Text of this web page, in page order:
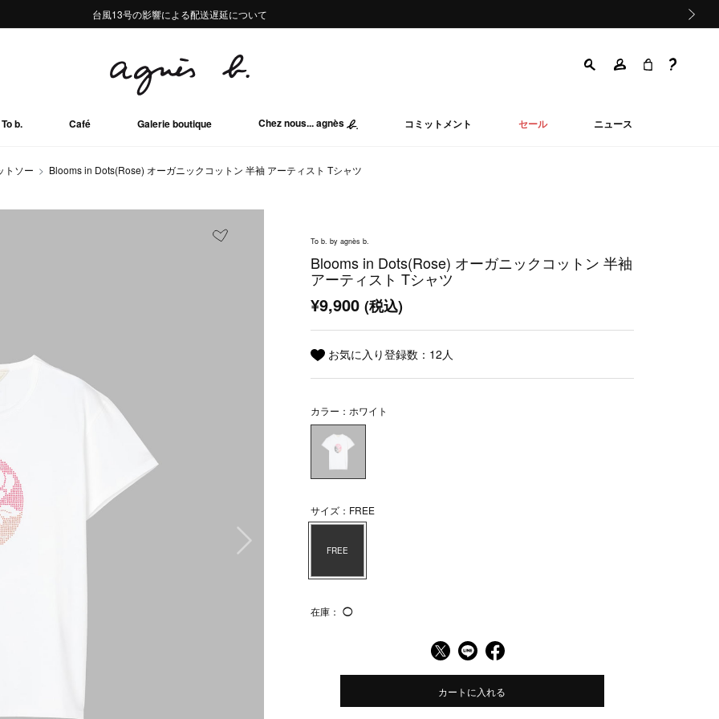
熊本地域地震の影響による配送遅延について
Summer Sale 2buy10%OFF!!
台風13号の影響による配送遅延について
熊本地域地震の影響による配送遅延について
Summer Sale 2buy10%OFF!!
To b. Café Galerie boutique Chez nous... agnès コミットメント セール ニュース
トソー Blooms in Dots(Rose) オーガニックコットン 半袖 アーティスト Tシャツ
To b. by agnès b.
Blooms in Dots(Rose) オーガニックコットン 半袖
アーティスト Tシャツ
¥9,900(税込)
お気に入り登録数： 12人
カラー：ホワイト
サイズ：FREE
FREE
在庫： ◯
カートに入れる